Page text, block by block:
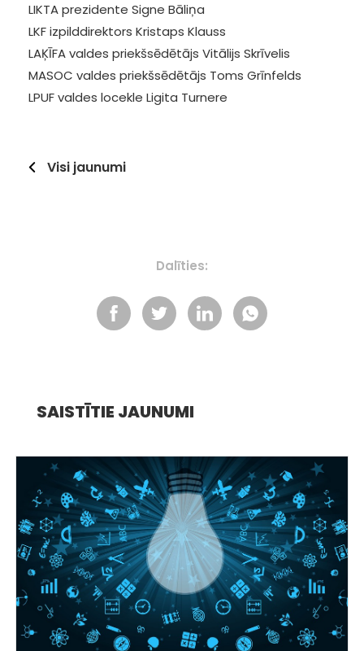
LIKTA prezidente Signe Bāliņa
LKF izpilddirektors Kristaps Klauss
LAĶĪFA valdes priekšsēdētājs Vitālijs Skrīvelis
MASOC valdes priekšsēdētājs Toms Grīnfelds
LPUF valdes locekle Ligita Turnere
Visi jaunumi
Dalīties:
SAISTĪTIE JAUNUMI